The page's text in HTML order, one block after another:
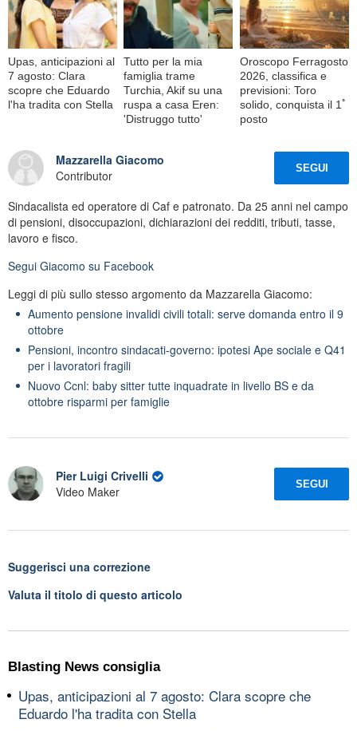
Upas, anticipazioni al
7 agosto: Clara
scopre che Eduardo
l'ha tradita con Stella
Tutto per la mia
famiglia trame
Turchia, Akif su una
ruspa a casa Eren:
'Distruggo tutto'
Oroscopo Ferragosto
2026, classifica e
previsioni: Toro
solido, conquista il 1ﾟ
posto
Mazzarella Giacomo
Contributor
SEGUI
Sindacalista ed operatore di Caf e patronato. Da 25 anni nel campo
di pensioni, disoccupazioni, dichiarazioni dei redditi, tributi, tasse,
lavoro e fisco.
Segui Giacomo su Facebook
Leggi di più sullo stesso argomento da Mazzarella Giacomo:
Aumento pensione invalidi civili totali: serve domanda entro il 9
ottobre
Pensioni, incontro sindacati-governo: ipotesi Ape sociale e Q41
per i lavoratori fragili
Nuovo Ccnl: baby sitter tutte inquadrate in livello BS e da
ottobre risparmi per famiglie
Pier Luigi Crivelli
Video Maker
SEGUI
Suggerisci una correzione
Valuta il titolo di questo articolo
Blasting News consiglia
Upas, anticipazioni al 7 agosto: Clara scopre che
Eduardo l'ha tradita con Stella